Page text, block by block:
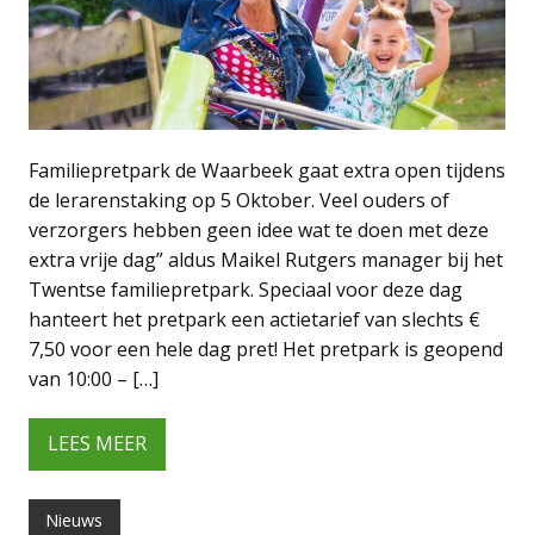
Familiepretpark de Waarbeek gaat extra open tijdens
de lerarenstaking op 5 Oktober. Veel ouders of
verzorgers hebben geen idee wat te doen met deze
extra vrije dag” aldus Maikel Rutgers manager bij het
Twentse familiepretpark. Speciaal voor deze dag
hanteert het pretpark een actietarief van slechts €
7,50 voor een hele dag pret! Het pretpark is geopend
van 10:00 – […]
LEES MEER
Nieuws